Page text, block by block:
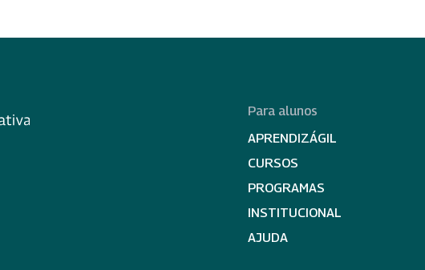
Para alunos
APRENDIZÁGIL
CURSOS
PROGRAMAS
INSTITUCIONAL
AJUDA